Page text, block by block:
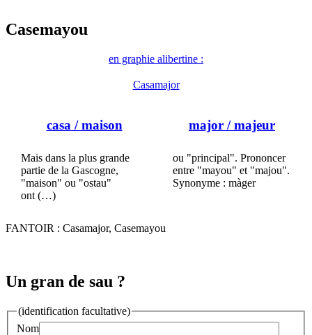
Casemayou
en graphie alibertine :
Casamajor
casa / maison
Mais dans la plus grande
partie de la Gascogne,
"maison" ou "ostau"
ont (…)
major / majeur
ou "principal". Prononcer
entre "mayou" et "majou".
Synonyme : màger
FANTOIR : Casamajor, Casemayou
Un gran de sau ?
(identification facultative)
Nom